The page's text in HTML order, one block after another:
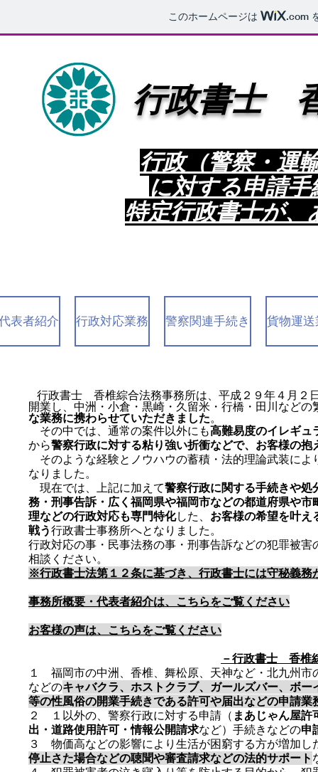
このホームページは .com
行政書士
行政（警察・運
に対する申請
特定行政書士が
表者紹介 行政対応業務 警察関連手続き 貨物運送
行政書士 香椎綜合法務事務所は、 平成２９年４月２
開業し、中洲・小倉・黒崎・久留米・行橋・田川などの
な業務に携わらせていただきました。
その中では、通常の案件以外にも高難易度のイレギュ
から警察行政に対する粘り強い折衝などで、お客様の
そのような経験とノウハウの蓄積・法的理論武装によ
なりました。
現在では、上記に加えて警察行政に関する手続きや処
務・刑事告訴・広く福岡県や福岡市などの都道府県や
理などの行政対応も専門特化した、 お客様の希望を叶え
戦う行政書士事務所へとなりました。
行政対応の事・民事法務の事・刑事告訴などの犯罪被
相談ください。
※行政書士法第１２条に基づき、行政書士には守秘義
事務所概要・代表者紹介は、こちらをご覧ください
​お客様の声は、こちらをご覧ください
－行政書士 香椎
１ 福岡市の中洲、香椎、舞松原、天神など・北九州
などのキャバクラ、ホストクラブ、ガールズバー、ボ
等の性風俗の開業手続きである許可や届出などの申請業
２ １以外の、警察行政に対する申請（ まあじゃん屋
出・道路使用許可・情報公開請求など）手続きなどの申
３ 物価高などの影響により生活が困窮する方が増加し
停止さた場合などの聴聞や審査請求などの法的サポート